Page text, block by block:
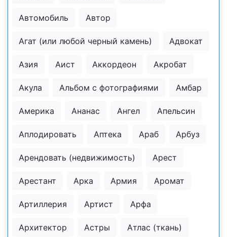
Автомобиль Автор
Агат (или любой черный камень) Адвокат
Азия Аист Аккордеон Акробат
Акула Альбом с фотографиями Амбар
Америка Ананас Ангел Апельсин
Аплодировать Аптека Араб Арбуз
Арендовать (недвижимость) Арест
Арестант Арка Армия Аромат
Артиллерия Артист Арфа
Архитектор Астры Атлас (ткань)